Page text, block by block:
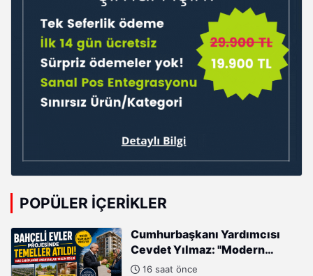
POPÜLER İÇERIKLER
Cumhurbaşkanı Yardımcısı
Cevdet Yılmaz: "Modern
Türkiye'nin İmarında
16 saat önce